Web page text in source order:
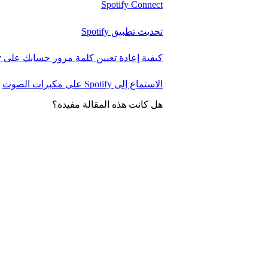
Spotify Connect
تحديث تطبيق Spotify
كيفية إعادة تعيين كلمة مرور حسابك على Spotify أو تغييرها
الاستماع إلى Spotify على مكبرات الصوت
هل كانت هذه المقالة مفيدة؟